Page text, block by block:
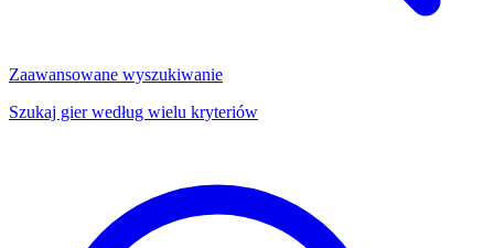
Zaawansowane wyszukiwanie
Szukaj gier według wielu kryteriów